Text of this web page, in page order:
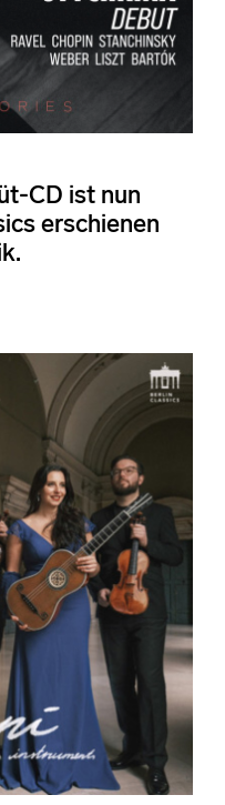
CD ist nun
erschienen